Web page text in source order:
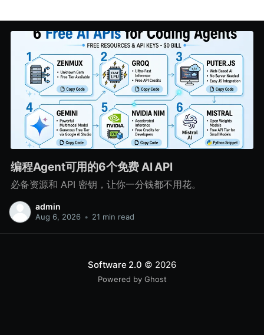
编程Agent可用的6个免费 AI API
必备资源和 API 密钥，让你一分钱都不用花。
admin
Aug 6, 2026 • 21 min read
Software 2.0 © 2026
Powered by Ghost